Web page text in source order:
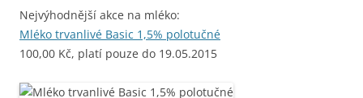
Nejvýhodnější akce na mléko:
Mléko trvanlivé Basic 1,5% polotučné
100,00 Kč, platí pouze do 19.05.2015